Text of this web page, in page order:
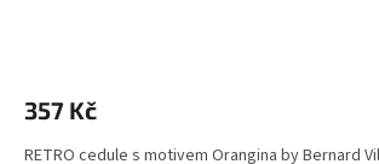
357 Kč
RETRO cedule s motivem Orangina by Bernard